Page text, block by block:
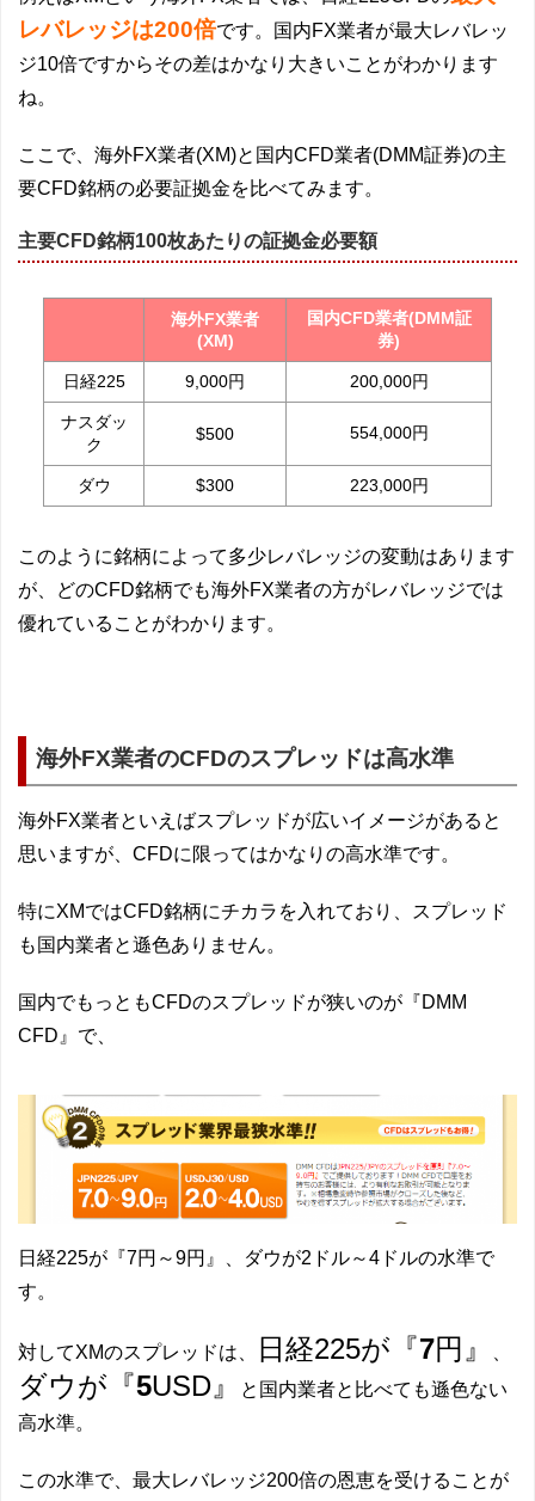
レバレッジは200倍です。国内FX業者が最大レバレッ
ジ10倍ですからその差はかなり大きいことがわかります
ね。
ここで、海外FX業者(XM)と国内CFD業者(DMM証券)の主
要CFD銘柄の必要証拠金を比べてみます。
主要CFD銘柄100枚あたりの証拠金必要額
海外FX業者
(XM)
国内CFD業者(DMM証
券)
日経225 9,000円 200,000円
ナスダッ
ク
$500 554,000円
ダウ $300 223,000円
このように銘柄によって多少レバレッジの変動はあります
が、どのCFD銘柄でも海外FX業者の方がレバレッジでは
優れていることがわかります。
海外FX業者のCFDのスプレッドは高水準
海外FX業者といえばスプレッドが広いイメージがあると
思いますが、CFDに限ってはかなりの高水準です。
特にXMではCFD銘柄にチカラを入れており、スプレッド
も国内業者と遜色ありません。
国内でもっともCFDのスプレッドが狭いのが『DMM
CFD』で、
日経225が『7円～9円』、ダウが2ドル～4ドルの水準で
す。
対してXMのスプレッドは、 日経225が『7円』
ダウが『5USD』
と国内業者と比べても遜色ない
高水準。
この水準で、最大レバレッジ200倍の恩恵を受けることが